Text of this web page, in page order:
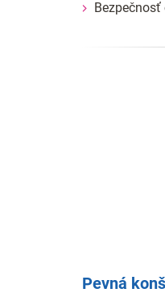
Bezpečnosť
Pevná